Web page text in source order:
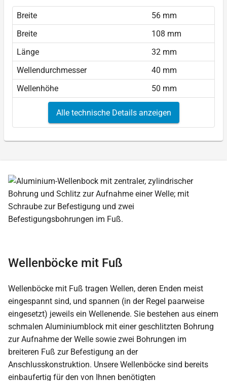
Breite
56 mm
Breite
108 mm
Länge
32 mm
Wellendurchmesser
40 mm
Wellenhöhe
50 mm
Alle technische Details anzeigen
Wellenböcke mit Fuß
Wellenböcke mit Fuß tragen Wellen, deren Enden meist
eingespannt sind, und spannen (in der Regel paarweise
eingesetzt) jeweils ein Wellenende. Sie bestehen aus einem
schmalen Aluminiumblock mit einer geschlitzten Bohrung
zur Aufnahme der Welle sowie zwei Bohrungen im
breiteren Fuß zur Befestigung an der
Anschlusskonstruktion. Unsere Wellenböcke sind bereits
einbaufertig für den von Ihnen benötigten